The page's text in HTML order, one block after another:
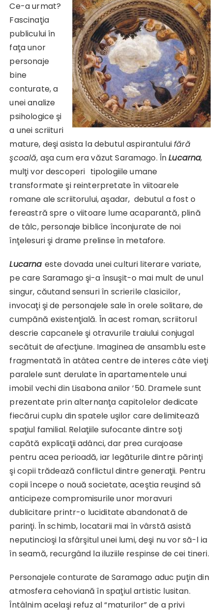
Ce-a urmat?
Fascinaţia
publicului în
faţa unor
personaje
bine
conturate, a
unei analize
psihologice şi
a unei scriituri
mature, deşi asista la debutul aspirantuluifără
şcoală, aşa cum era văzut Saramago. ÎnLucarna,
mulţi vor descoperi tipologiile umane
transformate şi reinterpretate în viitoarele
romane ale scriitorului, aşadar, debutul a fost o
fereastră spre o viitoare lume acaparantă, plină
de tâlc, personaje biblice înconjurate de noi
înţelesuri şi drame prelinse în metafore.
Lucarna este dovada unei culturi literare variate,
pe care Saramago şi-a însuşit-o mai mult de unul
singur, căutand sensuri în scrierile clasicilor,
invocaţi şi de personajele sale în orele solitare, de
cumpănă existenţială. În acest roman, scriitorul
descrie capcanele şi otravurile traiului conjugal
secătuit de afecţiune. Imaginea de ansamblu este
fragmentată în atâtea centre de interes câte vieţi
paralele sunt derulate în apartamentele unui
imobil vechi din Lisabona anilor ’50. Dramele sunt
prezentate prin alternanţa capitolelor dedicate
fiecărui cuplu din spatele uşilor care delimitează
spaţiul familial. Relaţiile sufocante dintre soţi
capătă explicaţii adânci, dar prea curajoase
pentru acea perioadă, iar legăturile dintre părinţi
şi copii trădează conflictul dintre generaţii. Pentru
copii începe o nouă societate, aceştia reuşind să
anticipeze compromisurile unor moravuri
dublicitare printr-o luciditate abandonată de
parinţi. În schimb, locatarii mai în vârstă asistă
neputincioşi la sfârşitul unei lumi, deşi nu vor să-l ia
în seamă, recurgând la iluziile respinse de cei tineri.
Personajele conturate de Saramago aduc puţin din
atmosfera cehoviană în spaţiul artistic lusitan.
Întâlnim acelaşi refuz al “maturilor” de a privi